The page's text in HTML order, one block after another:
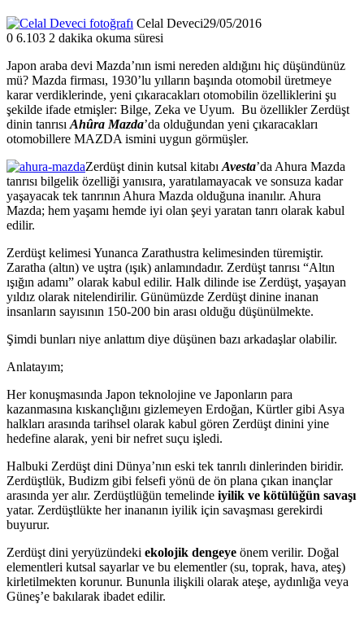
Celal Deveci29/05/2016
0 6.103 2 dakika okuma süresi
Japon araba devi Mazda’nın ismi nereden aldığını hiç düşündünüz
mü? Mazda firması, 1930’lu yılların başında otomobil üretmeye
karar verdiklerinde, yeni çıkaracakları otomobilin özelliklerini şu
şekilde ifade etmişler: Bilge, Zeka ve Uyum. Bu özellikler Zerdüşt
dinin tanrısı Ahûra Mazda’da olduğundan yeni çıkaracakları
otomobillere MAZDA ismini uygun görmüşler.
Zerdüşt dinin kutsal kitabı Avesta’da Ahura Mazda
tanrısı bilgelik özelliği yanısıra, yaratılamayacak ve sonsuza kadar
yaşayacak tek tanrının Ahura Mazda olduğuna inanılır. Ahura
Mazda; hem yaşamı hemde iyi olan şeyi yaratan tanrı olarak kabul
edilir.
Zerdüşt kelimesi Yunanca Zarathustra kelimesinden türemiştir.
Zaratha (altın) ve uştra (ışık) anlamındadır. Zerdüşt tanrısı “Altın
ışığın adamı” olarak kabul edilir. Halk dilinde ise Zerdüşt, yaşayan
yıldız olarak nitelendirilir. Günümüzde Zerdüşt dinine inanan
insanların sayısının 150-200 bin arası olduğu düşünülmekte.
Şimdi bunları niye anlattım diye düşünen bazı arkadaşlar olabilir.
Anlatayım;
Her konuşmasında Japon teknolojine ve Japonların para
kazanmasına kıskançlığını gizlemeyen Erdoğan, Kürtler gibi Asya
halkları arasında tarihsel olarak kabul gören Zerdüşt dinini yine
hedefine alarak, yeni bir nefret suçu işledi.
Halbuki Zerdüşt dini Dünya’nın eski tek tanrılı dinlerinden biridir.
Zerdüştlük, Budizm gibi felsefi yönü de ön plana çıkan inançlar
arasında yer alır. Zerdüştlüğün temelinde iyilik ve kötülüğün savaşı
yatar. Zerdüştlükte her inananın iyilik için savaşması gerekirdi
buyurur.
Zerdüşt dini yeryüzündeki ekolojik dengeye önem verilir. Doğal
elementleri kutsal sayarlar ve bu elementler (su, toprak, hava, ateş)
kirletilmekten korunur. Bununla ilişkili olarak ateşe, aydınlığa veya
Güneş’e bakılarak ibadet edilir.